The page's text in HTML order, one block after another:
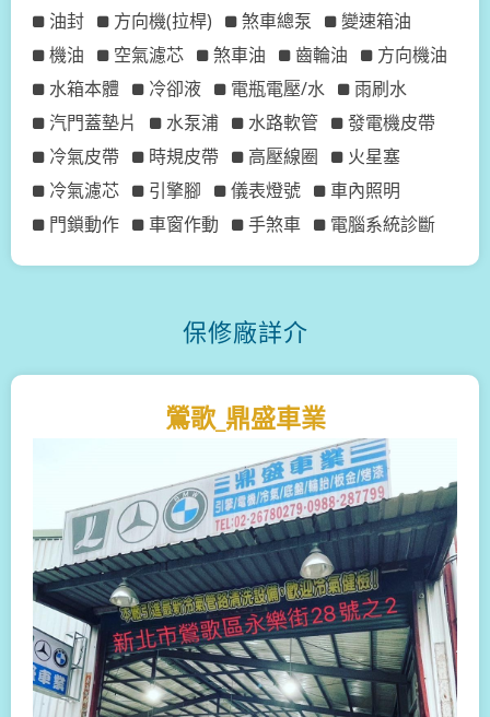
油封
方向機(拉桿) 煞車總泵
變速箱油
機油
空氣濾芯 煞車油 齒輪油
方向機油
水箱本體
冷卻液 電瓶電壓/水
雨刷水
汽門蓋墊片
水泵浦 水路軟管
發電機皮帶
冷氣皮帶
時規皮帶 高壓線圈
火星塞
冷氣濾芯
引擎腳 儀表燈號
車內照明
門鎖動作
車窗作動 手煞車 電腦系統診斷
保修廠詳介
鶯歌_鼎盛車業